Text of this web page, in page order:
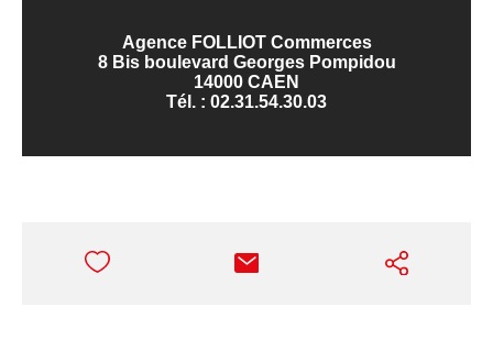
Agence FOLLIOT Commerces
8 Bis boulevard Georges Pompidou
14000 CAEN
Tél. : 02.31.54.30.03